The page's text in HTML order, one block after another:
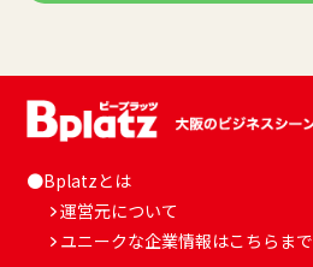
●Bplatzとは
運営元について
ユニークな企業情報はこちらまで